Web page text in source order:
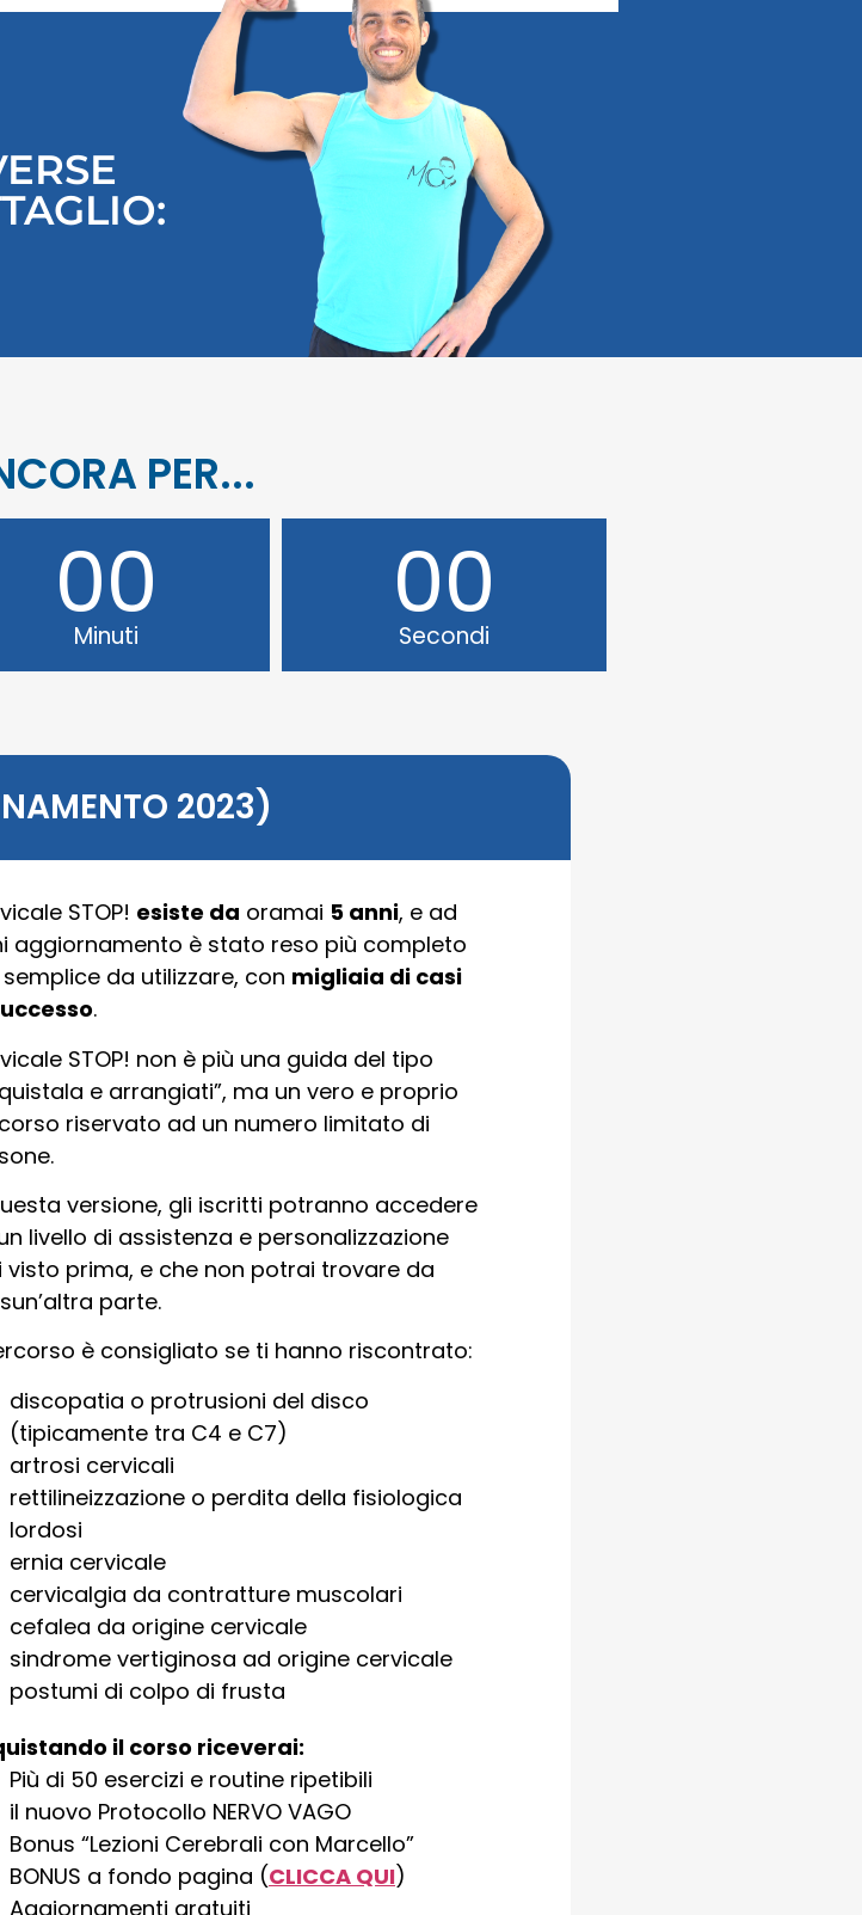
PER...
00
Minuti 00
Secondi
2023)
STOP! esiste da oramai 5 anni, e ad
aggiornamento è stato reso più completo
da utilizzare, con migliaia di casi
.
STOP! non è più una guida del tipo
e arrangiati”, ma un vero e proprio
riservato ad un numero limitato di
versione, gli iscritti potranno accedere
livello di assistenza e personalizzazione
visto prima, e che non potrai trovare da
parte.
è consigliato se ti hanno riscontrato:
discopatia o protrusioni del disco
(tipicamente tra C4 e C7)
artrosi cervicali
rettilineizzazione o perdita della fisiologica
lordosi
ernia cervicale
cervicalgia da contratture muscolari
cefalea da origine cervicale
sindrome vertiginosa ad origine cervicale
postumi di colpo di frusta
il corso riceverai:
Più di 50 esercizi e routine ripetibili
il nuovo Protocollo NERVO VAGO
Bonus “Lezioni Cerebrali con Marcello”
BONUS a fondo pagina (CLICCA QUI)
Aggiornamenti gratuiti